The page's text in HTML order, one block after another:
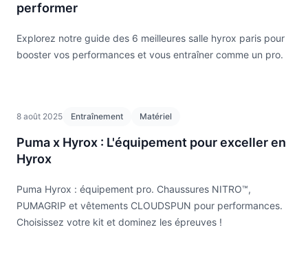
performer
Explorez notre guide des 6 meilleures salle hyrox paris pour
booster vos performances et vous entraîner comme un pro.
8 août 2025 Entraînement Matériel
Puma x Hyrox : L'équipement pour exceller en
Hyrox
Puma Hyrox : équipement pro. Chaussures NITRO™,
PUMAGRIP et vêtements CLOUDSPUN pour performances.
Choisissez votre kit et dominez les épreuves !